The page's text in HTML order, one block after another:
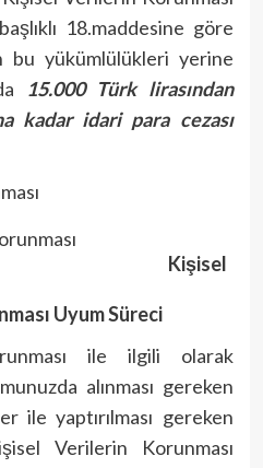
18.maddesine göre
bu yükümlülükleri yerine
15.000 Türk lirasından
kadar idari para cezası
Kişisel
Uyum Süreci
ile ilgili olarak
alınması gereken
ile yaptırılması gereken
Verilerin Korunması